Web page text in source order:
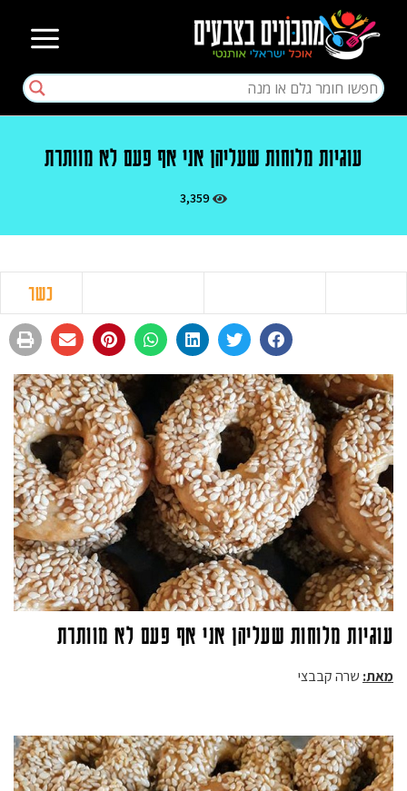
עוגיות מלוחות שעליהן אני אף פעם לא מוותרת
3,359
כשר
עוגיות מלוחות שעליהן אני אף פעם לא מוותרת
מאת: שרה קבבצי